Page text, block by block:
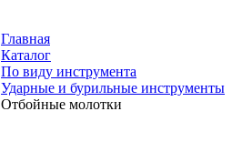
Главная
Каталог
По виду инструмента
Ударные и бурильные инструменты
Отбойные молотки